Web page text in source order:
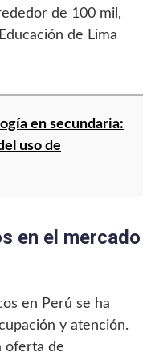
de 100 mil,
de Lima
en secundaria:
uso de
en el mercado
en Perú se ha
y atención.
oferta de